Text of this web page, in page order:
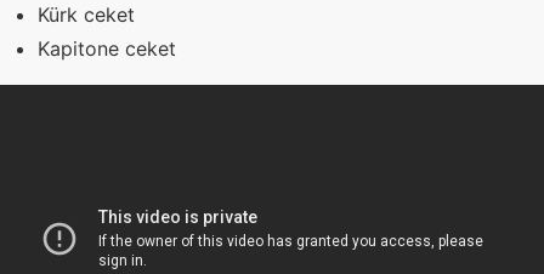
Kürk ceket
Kapitone ceket